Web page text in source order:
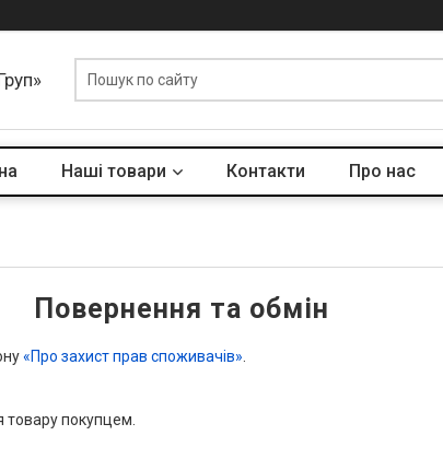
Наші товари Контакти Про нас
Повернення та обмін
«Про захист прав споживачів»
товару покупцем.